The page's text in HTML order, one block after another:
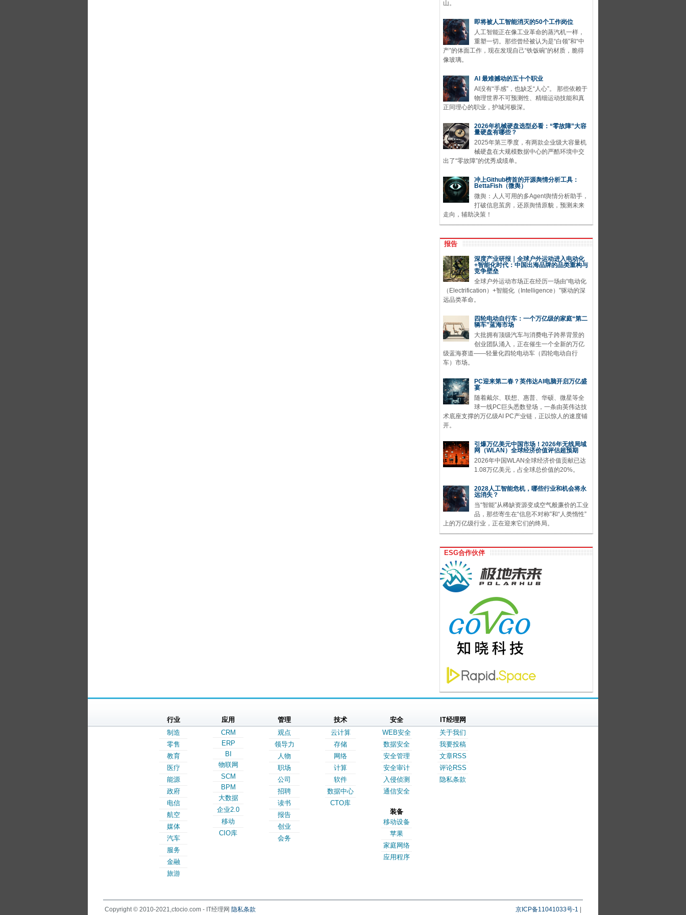
山。
即将被人工智能消灭的50个工作岗位
人工智能正在像工业革命的蒸汽机一样，
重塑一切。那些曾经被认为是“白领”和“中
产”的体面工作，现在发现自己“铁饭碗”的材质，脆得
像玻璃。
AI 最难撼动的五十个职业
AI没有“手感”，也缺乏“人心”。 那些依赖于
物理世界不可预测性、精细运动技能和真
正同理心的职业，护城河极深。
2026年机械硬盘选型必看：“零故障”大容
量硬盘有哪些？
2025年第三季度，有两款企业级大容量机
械硬盘在大规模数据中心的严酷环境中交
出了“零故障”的优秀成绩单。
冲上Github榜首的开源舆情分析工具：
BettaFish（微舆）
微舆：人人可用的多Agent舆情分析助手，
打破信息茧房，还原舆情原貌，预测未来
走向，辅助决策！
报告
深度产业研报｜全球户外运动进入电动化
+智能化时代：中国出海品牌的品类重构与
竞争壁垒
全球户外运动市场正在经历一场由“电动化
（Electrification）+智能化（Intelligence）”驱动的深
远品类革命。
四轮电动自行车：一个万亿级的家庭“第二
辆车”蓝海市场
大批拥有顶级汽车与消费电子跨界背景的
创业团队涌入，正在催生一个全新的万亿
级蓝海赛道——轻量化四轮电动车（四轮电动自行
车）市场。
PC迎来第二春？英伟达AI电脑开启万亿盛
宴
随着戴尔、联想、惠普、华硕、微星等全
球一线PC巨头悉数登场，一条由英伟达技
术底座支撑的万亿级AI PC产业链，正以惊人的速度铺
开。
引爆万亿美元中国市场！2026年无线局域
网（WLAN）全球经济价值评估超预期
2026年中国WLAN全球经济价值贡献已达
1.08万亿美元，占全球总价值的20%。
2028人工智能危机，哪些行业和机会将永
远消失？
当“智能”从稀缺资源变成空气般廉价的工业
品，那些寄生在“信息不对称”和“人类惰性”
上的万亿级行业，正在迎来它们的终局。
ESG合作伙伴
行业
制造
零售
教育
医疗
能源
政府
电信
航空
媒体
汽车
服务
金融
旅游
应用
CRM
ERP
BI
物联网
SCM
BPM
大数据
企业2.0
移动
CIO库
管理
观点
领导力
人物
职场
公司
招聘
读书
报告
创业
会务
技术
云计算
存储
网络
计算
软件
数据中心
CTO库
安全
WEB安全
数据安全
安全管理
安全审计
入侵侦测
通信安全
装备
移动设备
苹果
家庭网络
应用程序
IT经理网
关于我们
我要投稿
文章RSS
评论RSS
隐私条款
Copyright © 2010-2021,ctocio.com - IT经理网 隐私条款 京ICP备11041033号-1